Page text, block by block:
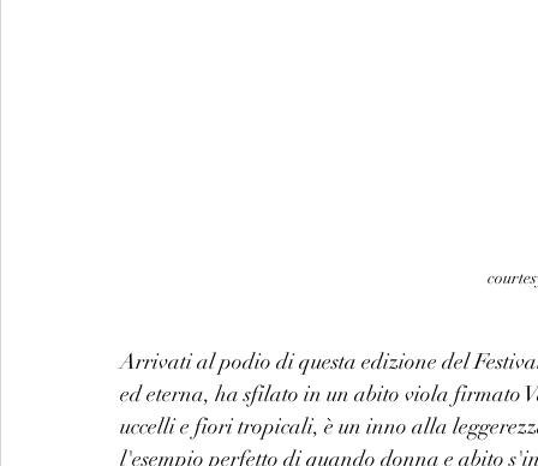
Arrivati al podio di questa edizione del
ed eterna, ha sfilato in un abito viola firmato
uccelli e fiori tropicali, è un inno alla
l'esempio perfetto di quando donna e abito